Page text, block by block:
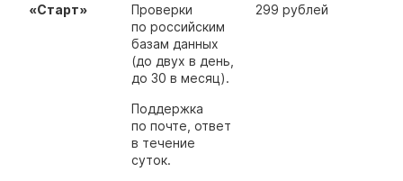
«Старт»
Проверки
по российским
базам данных
(до двух в день,
до 30 в месяц).
Поддержка
по почте, ответ
в течение
суток.
299 рублей